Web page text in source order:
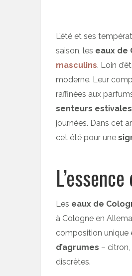
L’été et ses
saison, les eaux de
masculins. Loin
moderne. Leur
raffinées aux
senteurs estivales
journées. Dans cet
cet été pour une
Les eaux de
à Cologne en
composition unique
d’agrumes –
discrètes.